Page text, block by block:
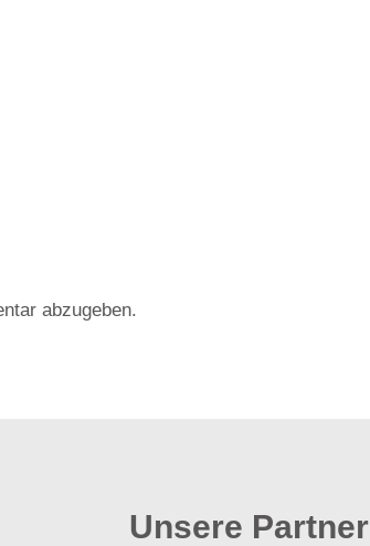
abzugeben.
Unsere Partner